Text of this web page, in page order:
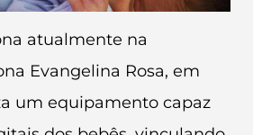
atualmente na
Evangelina Rosa, em
um equipamento capaz